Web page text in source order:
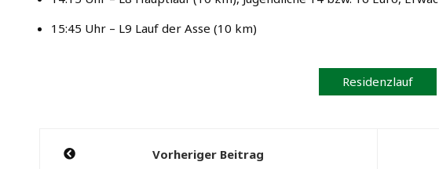
15:45 Uhr – L9 Lauf der Asse (10 km)
Residenzlauf
Beitragsnavigation
Vorheriger Beitrag